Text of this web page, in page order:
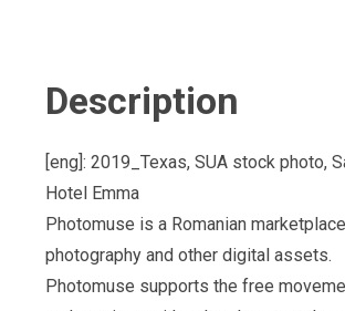
Description
[eng]: 2019_Texas, SUA stock photo,
Hotel Emma
Photomuse is a Romanian
photography and other digital assets.
Photomuse supports the free